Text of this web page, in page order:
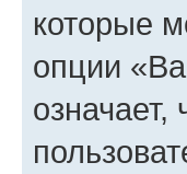
которые
опции